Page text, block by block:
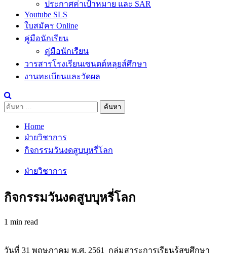
ประกาศค่าเป้าหมาย และ SAR
Youtube SLS
ใบสมัคร Online
คู่มือนักเรียน
คู่มือนักเรียน
วารสารโรงเรียนเซนตต์หลุยส์ศึกษา
งานทะเบียนและวัดผล
ค้นหา
Home
ฝ่ายวิชาการ
กิจกรรมวันงดสูบบุหรี่โลก
ฝ่ายวิชาการ
กิจกรรมวันงดสูบบุหรี่โลก
1 min read
วันที่ 31 พฤษภาคม พ.ศ. 2561 กลุ่มสาระการเรียนรู้สุขศึกษา